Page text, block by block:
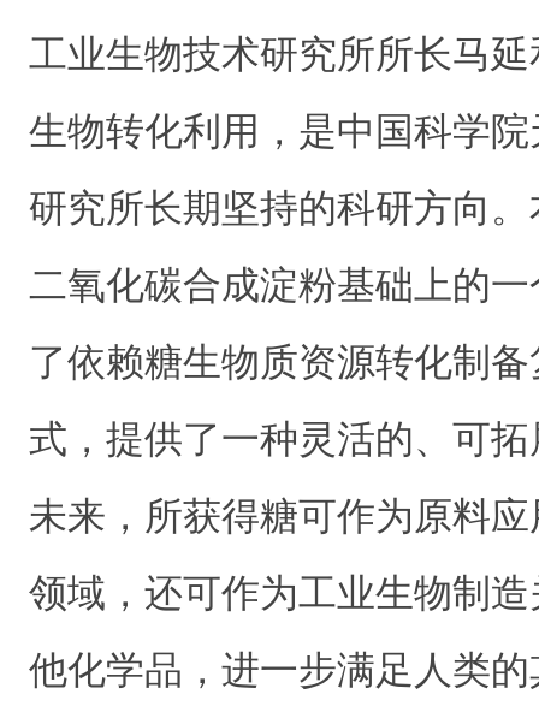
工业生物技术研究所所长马
生物转化利用，是中国科学
研究所长期坚持的科研方向
二氧化碳合成淀粉基础上的
了依赖糖生物质资源转化制
式，提供了一种灵活的、可
未来，所获得糖可作为原料
领域，还可作为工业生物制
他化学品，进一步满足人类